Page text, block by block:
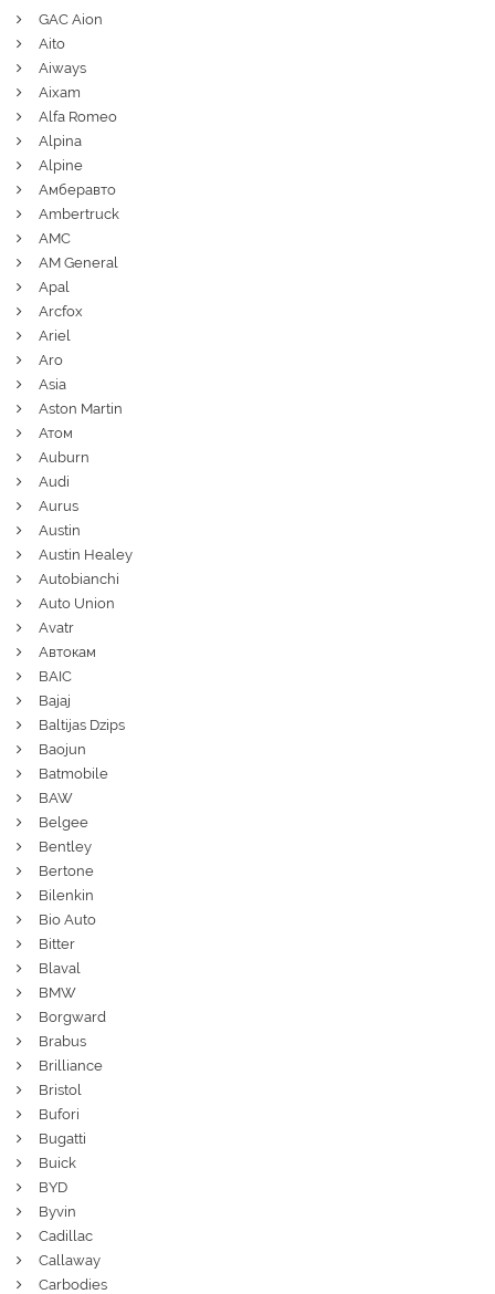
GAC Aion
Aito
Aiways
Aixam
Alfa Romeo
Alpina
Alpine
Амберавто
Ambertruck
AMC
AM General
Apal
Arcfox
Ariel
Aro
Asia
Aston Martin
Атом
Auburn
Audi
Aurus
Austin
Austin Healey
Autobianchi
Auto Union
Avatr
Автокам
BAIC
Bajaj
Baltijas Dzips
Baojun
Batmobile
BAW
Belgee
Bentley
Bertone
Bilenkin
Bio Auto
Bitter
Blaval
BMW
Borgward
Brabus
Brilliance
Bristol
Bufori
Bugatti
Buick
BYD
Byvin
Cadillac
Callaway
Carbodies